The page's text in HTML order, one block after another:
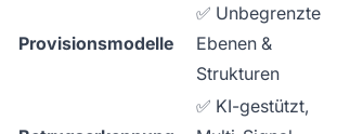
Provisionsmodelle
✅ Unbegrenzte
Ebenen &
Strukturen
✅ KI-gestützt,